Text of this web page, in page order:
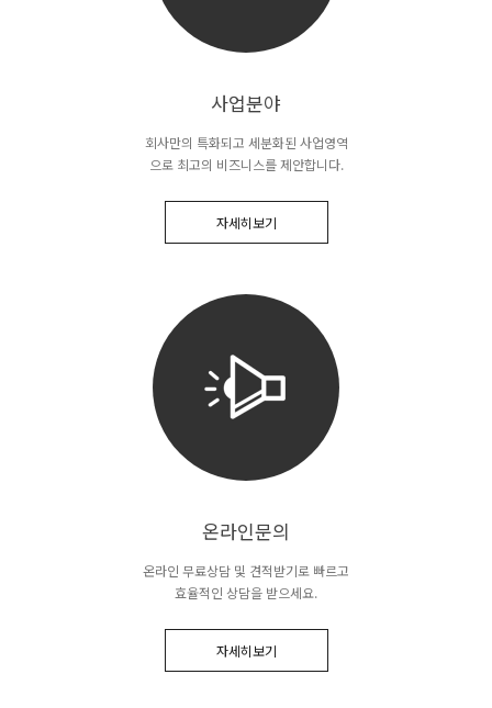
사업분야
회사만의 특화되고 세분화된 사업영역
으로 최고의 비즈니스를 제안합니다.
자세히보기
온라인문의
온라인 무료상담 및 견적받기로 빠르고
효율적인 상담을 받으세요.
자세히보기